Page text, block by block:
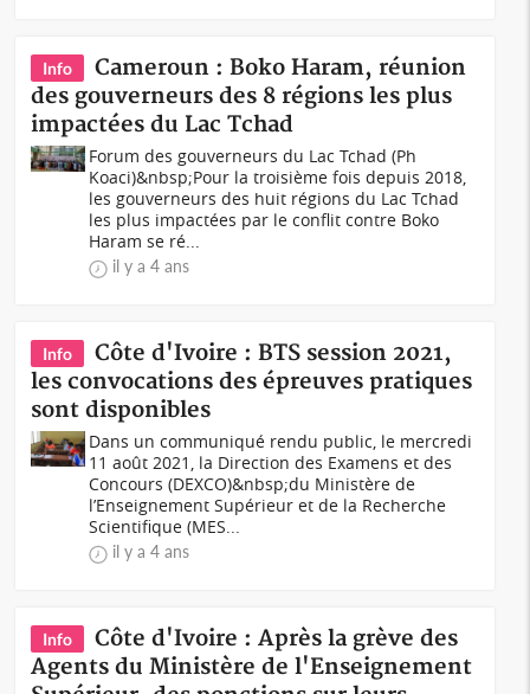
Info
Cameroun : Boko Haram, réunion
des gouverneurs des 8 régions les plus
impactées du Lac Tchad
Forum des gouverneurs du Lac Tchad (Ph
Koaci)&nbsp;Pour la troisième fois depuis 2018,
les gouverneurs des huit régions du Lac Tchad
les plus impactées par le conflit contre Boko
Haram se ré...
il y a 4 ans
Info
Côte d'Ivoire : BTS session 2021,
les convocations des épreuves pratiques
sont disponibles
Dans un communiqué rendu public, le mercredi
11 août 2021, la Direction des Examens et des
Concours (DEXCO)&nbsp;du Ministère de
l’Enseignement Supérieur et de la Recherche
Scientifique (MES...
il y a 4 ans
Info
Côte d'Ivoire : Après la grève des
Agents du Ministère de l'Enseignement